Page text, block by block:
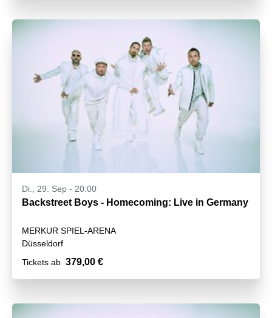
Di., 29. Sep - 20:00
Backstreet Boys - Homecoming: Live in Germany
MERKUR SPIEL-ARENA
Düsseldorf
Tickets ab 379,00 €